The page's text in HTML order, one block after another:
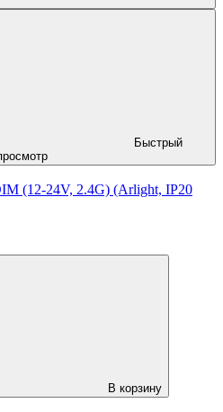
Быстрый
(12-24V, 2.4G) (Arlight, IP20
В корзину